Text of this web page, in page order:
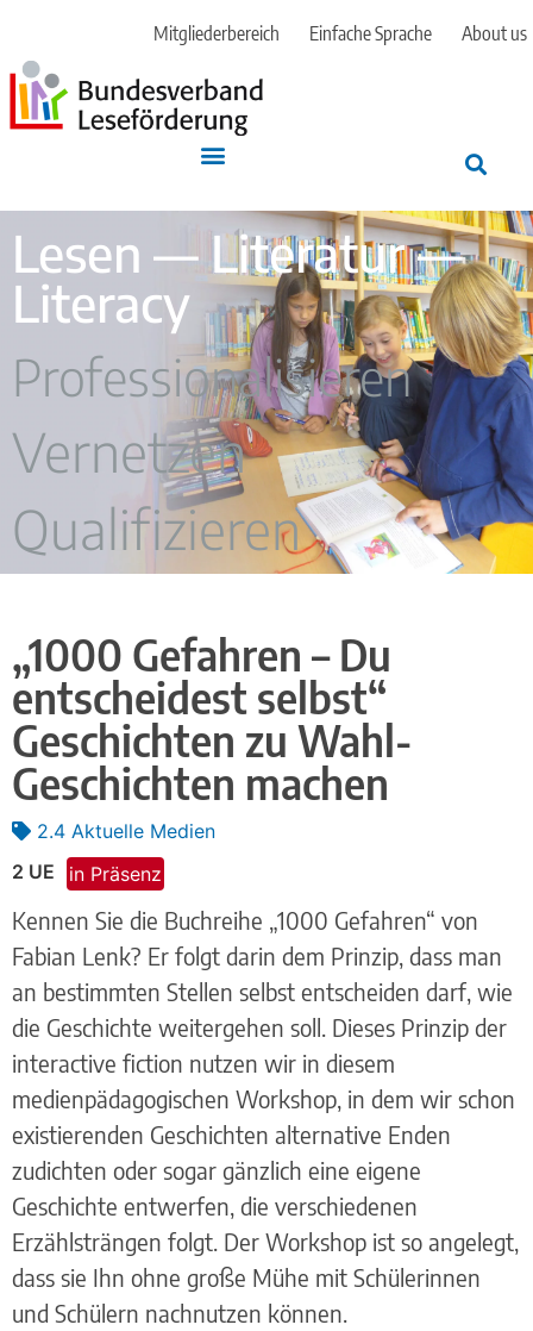
Mitgliederbereich Einfache Sprache About us
Lesen — Literatur —
Literacy
Professionalisieren
Vernetzen
Qualifizieren
„1000 Gefahren – Du
entscheidest selbst“
Geschichten zu Wahl-
Geschichten machen
2.4 Aktuelle Medien
2 UE
in Präsenz
Kennen Sie die Buchreihe „1000 Gefahren“ von
Fabian Lenk? Er folgt darin dem Prinzip, dass man
an bestimmten Stellen selbst entscheiden darf, wie
die Geschichte weitergehen soll. Dieses Prinzip der
interactive fiction nutzen wir in diesem
medienpädagogischen Workshop, in dem wir schon
existierenden Geschichten alternative Enden
zudichten oder sogar gänzlich eine eigene
Geschichte entwerfen, die verschiedenen
Erzählsträngen folgt. Der Workshop ist so angelegt,
dass sie Ihn ohne große Mühe mit Schülerinnen
und Schülern nachnutzen können.